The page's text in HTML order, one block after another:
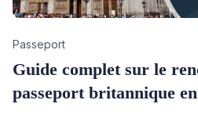
Category
Passeport
Guide complet sur le
passeport britannique